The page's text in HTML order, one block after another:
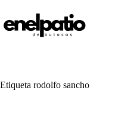
contenido
Etiqueta rodolfo sancho